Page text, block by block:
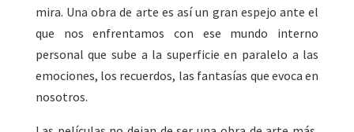
mira. Una obra de arte es así un gran espejo ante el
que nos enfrentamos con ese mundo interno
personal que sube a la superficie en paralelo a las
emociones, los recuerdos, las fantasías que evoca en
nosotros.